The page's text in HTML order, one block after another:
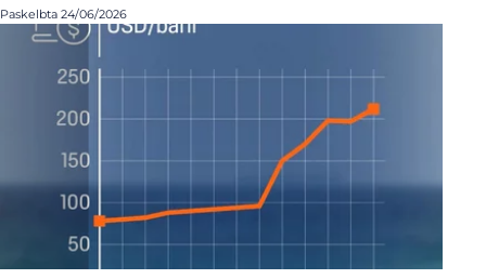
Paskelbta 24/06/2026